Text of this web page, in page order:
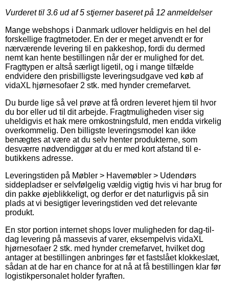
Vurderet til 3.6 ud af 5 stjerner baseret på 12 anmeldelser
Mange webshops i Danmark udlover heldigvis en hel del
forskellige fragtmetoder. En der er meget anvendt er for
nærværende levering til en pakkeshop, fordi du dermed
nemt kan hente bestillingen når der er mulighed for det.
Fragttypen er altså særligt ligetil, og i mange tilfælde
endvidere den prisbilligste leveringsudgave ved køb af
vidaXL hjørnesofaer 2 stk. med hynder cremefarvet.
Du burde lige så vel prøve at få ordren leveret hjem til hvor
du bor eller ud til dit arbejde. Fragtmuligheden viser sig
uheldigvis et hak mere omkostningsfuld, men endda virkelig
overkommelig. Den billigste leveringsmodel kan ikke
benægtes at være at du selv henter produkterne, som
desværre nødvendiggør at du er med kort afstand til e-
butikkens adresse.
Leveringstiden på Møbler > Havemøbler > Udendørs
siddepladser er selvfølgelig vældig vigtig hvis vi har brug for
din pakke øjeblikkeligt, og derfor er det naturligvis på sin
plads at vi besigtiger leveringstiden ved det relevante
produkt.
En stor portion internet shops lover muligheden for dag-til-
dag levering på massevis af varer, eksempelvis vidaXL
hjørnesofaer 2 stk. med hynder cremefarvet, hvilket dog
antager at bestillingen anbringes før et fastslået klokkeslæt,
sådan at de har en chance for at nå at få bestillingen klar før
logistikpersonalet holder fyraften.